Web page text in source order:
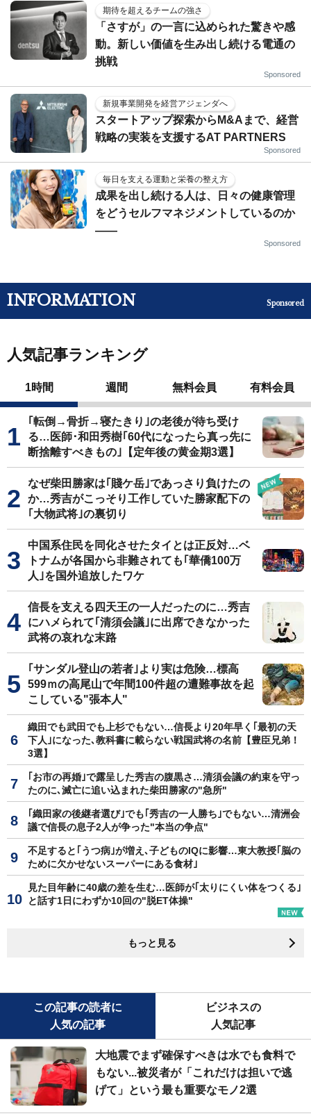
期待を超えるチームの強さ
「さすが」の一言に込められた驚きや感
動。新しい価値を生み出し続ける電通の
挑戦
Sponsored
新規事業開発を経営アジェンダへ
スタートアップ探索からM&Aまで、経営
戦略の実装を支援するAT PARTNERS
Sponsored
毎日を支える運動と栄養の整え方
成果を出し続ける人は、日々の健康管理
をどうセルフマネジメントしているのか
——
Sponsored
INFORMATION Sponsored
人気記事ランキング
1時間 週間 無料会員 有料会員
｢転倒→骨折→寝たきり｣の老後が待ち受け
る…医師･和田秀樹｢60代になったら真っ先に
断捨離すべきもの｣【定年後の黄金期3選】
なぜ柴田勝家は｢賤ケ岳｣であっさり負けたの
か…秀吉がこっそり工作していた勝家配下の
｢大物武将｣の裏切り
中国系住民を同化させたタイとは正反対…ベ
トナムが各国から非難されても｢華僑100万
人｣を国外追放したワケ
信長を支える四天王の一人だったのに…秀吉
にハメられて｢清須会議｣に出席できなかった
武将の哀れな末路
｢サンダル登山の若者｣より実は危険…標高
599ｍの高尾山で年間100件超の遭難事故を起
こしている"張本人"
織田でも武田でも上杉でもない…信長より20年早く｢最初の天
下人｣になった､教科書に載らない戦国武将の名前【豊臣兄弟！
3選】
｢お市の再婚｣で露呈した秀吉の腹黒さ…清須会議の約束を守っ
たのに､滅亡に追い込まれた柴田勝家の"急所"
｢織田家の後継者選び｣でも｢秀吉の一人勝ち｣でもない…清洲会
議で信長の息子2人が争った"本当の争点"
不足すると｢うつ病｣が増え､子どものIQに影響…東大教授｢脳の
ために欠かせないスーパーにある食材｣
見た目年齢に40歳の差を生む…医師が｢太りにくい体をつくる｣
と話す1日にわずか10回の"脱ET体操"
もっと見る
この記事の読者に
人気の記事
ビジネスの
人気記事
大地震でまず確保すべきは水でも食料で
もない...被災者が「これだけは担いで逃
げて」という最も重要なモノ2選